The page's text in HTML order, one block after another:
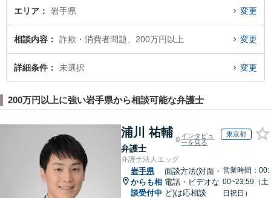
詐欺被害のトラブル解決の実績豊富な近くの弁護士を検索したい』『初回相談
エリア 岩手県 変更
相談内容 詐欺・消費者問題、200万円以上 変更
詳細条件 未選択 変更
200万円以上に強い岩手県から相談可能な弁護士
浦川 祐輔
弁護士
インタビュ
ーを見る
東京都
弁護士法人エッグ
岩手県
からも相
談受付中
面談方法(対面・
電話・ビデオな
ど)は応相談
営業時間：00:
00~23:59（土
日祝日）